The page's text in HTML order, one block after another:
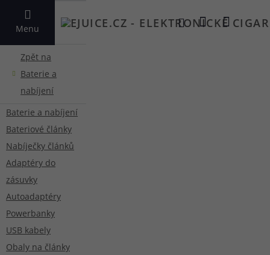
Menu
VYHLEDAT
Baterie a nabíjení
Bateriové články
Nabíječky článků
Adaptéry do
zásuvky
Autoadaptéry
Powerbanky
USB kabely
Obaly na články